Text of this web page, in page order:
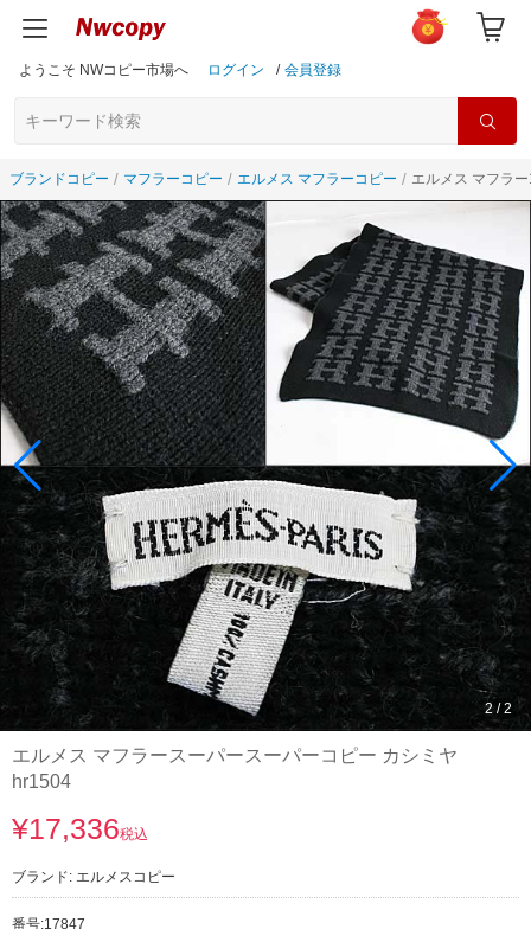
ようこそ NWコピー市場へ ログイン / 会員登録
ブランドコピー マフラーコピー エルメス マフラーコピー エルメス マフラ
1 /2
エルメス マフラースーパースーパーコピー カシミヤ
hr1504
¥17,336税込
ブランド: エルメスコピー
番号:17847